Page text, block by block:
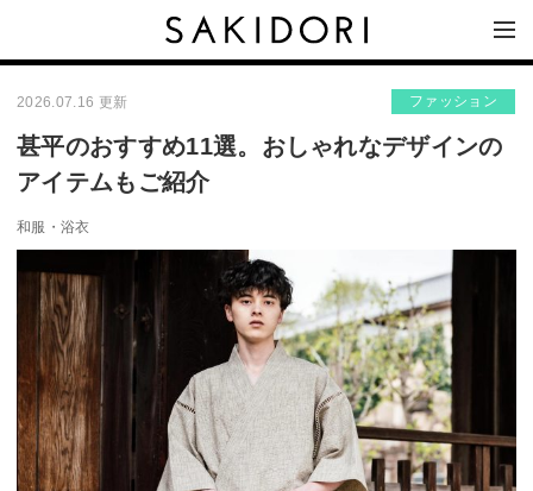
2026.07.16 更新 ファッション
甚平のおすすめ11選。おしゃれなデザインの
アイテムもご紹介
和服・浴衣